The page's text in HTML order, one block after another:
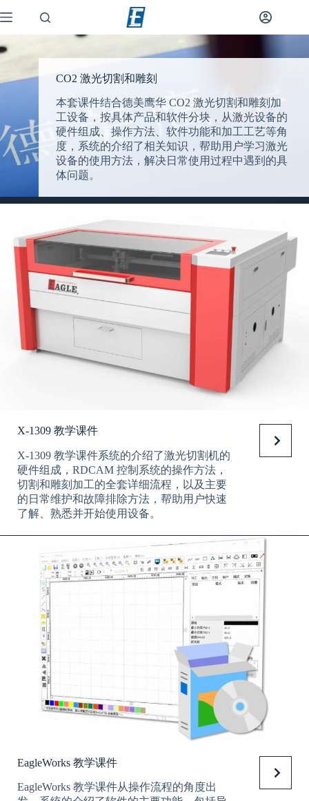
CO2 激光切割和雕刻
本套课件结合德美鹰华 CO2 激光切割和雕刻加
工设备，按具体产品和软件分块，从激光设备的
硬件组成、操作方法、软件功能和加工工艺等角
度，系统的介绍了相关知识，帮助用户学习激光
设备的使用方法，解决日常使用过程中遇到的具
体问题。
X-1309 教学课件
X-1309 教学课件系统的介绍了激光切割机的
硬件组成，RDCAM 控制系统的操作方法，
切割和雕刻加工的全套详细流程，以及主要
的日常维护和故障排除方法，帮助用户快速
了解、熟悉并开始使用设备。
EagleWorks 教学课件
EagleWorks 教学课件从操作流程的角度出